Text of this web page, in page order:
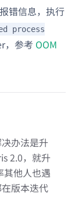
错信息，执行
process
，参考 OOM
办法是升
2.0，就升
其他人也遇
版本迭代